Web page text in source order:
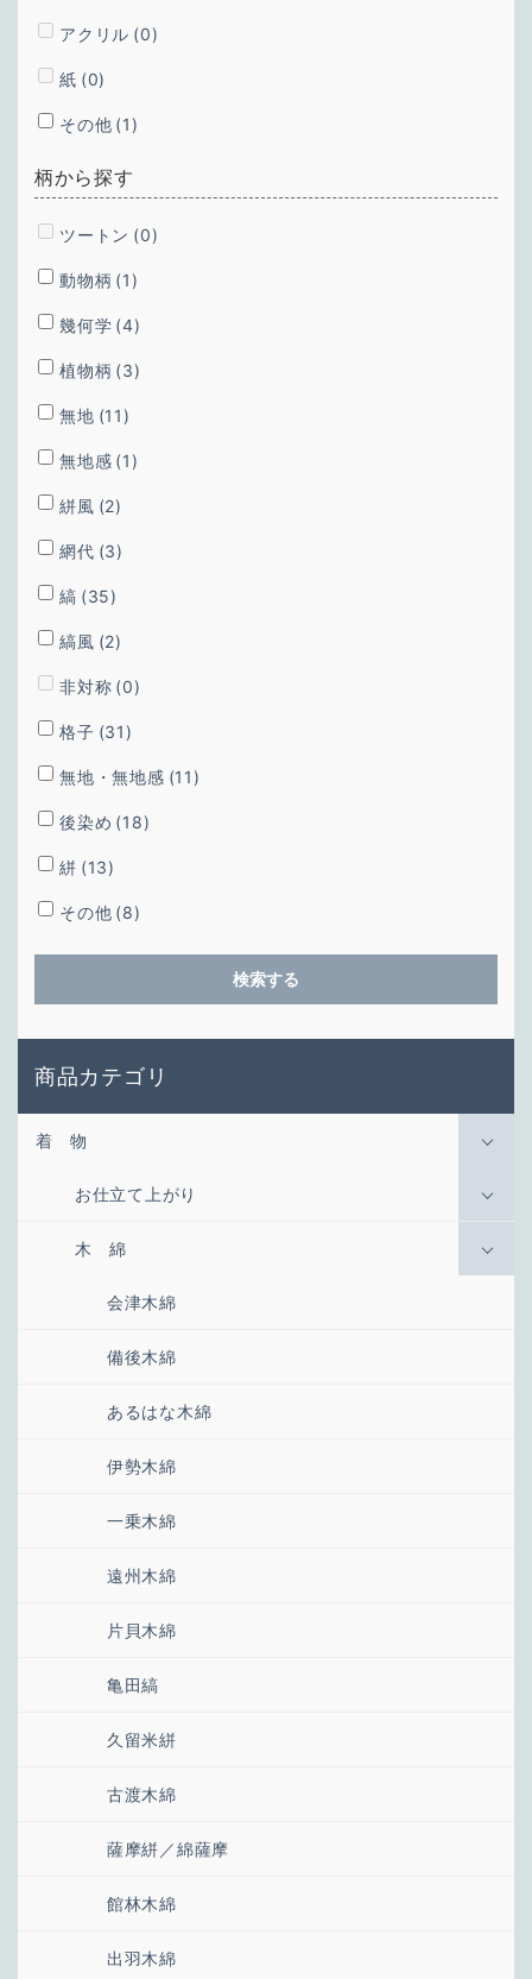
アクリル (0)
紙 (0)
その他 (1)
柄から探す
ツートン (0)
動物柄 (1)
幾何学 (4)
植物柄 (3)
無地 (11)
無地感 (1)
絣風 (2)
網代 (3)
縞 (35)
縞風 (2)
非対称 (0)
格子 (31)
無地・無地感 (11)
後染め (18)
絣 (13)
その他 (8)
検索する
商品カテゴリ
着 物
お仕立て上がり
木 綿
会津木綿
備後木綿
あるはな木綿
伊勢木綿
一乗木綿
遠州木綿
片貝木綿
亀田縞
久留米絣
古渡木綿
薩摩絣／綿薩摩
館林木綿
出羽木綿